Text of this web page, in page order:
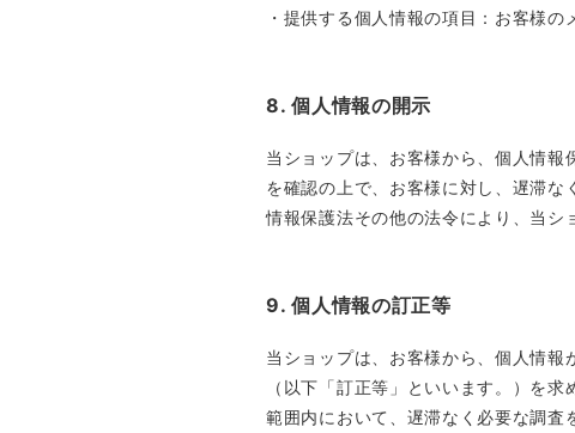
・提供する個人情報の項目：お客様
8. 個人情報の開示
当ショップは、お客様から、個人情
を確認の上で、お客様に対し、遅滞
情報保護法その他の法令により、当シ
9. 個人情報の訂正等
当ショップは、お客様から、個人情
（以下「訂正等」といいます。）を
範囲内において、遅滞なく必要な調